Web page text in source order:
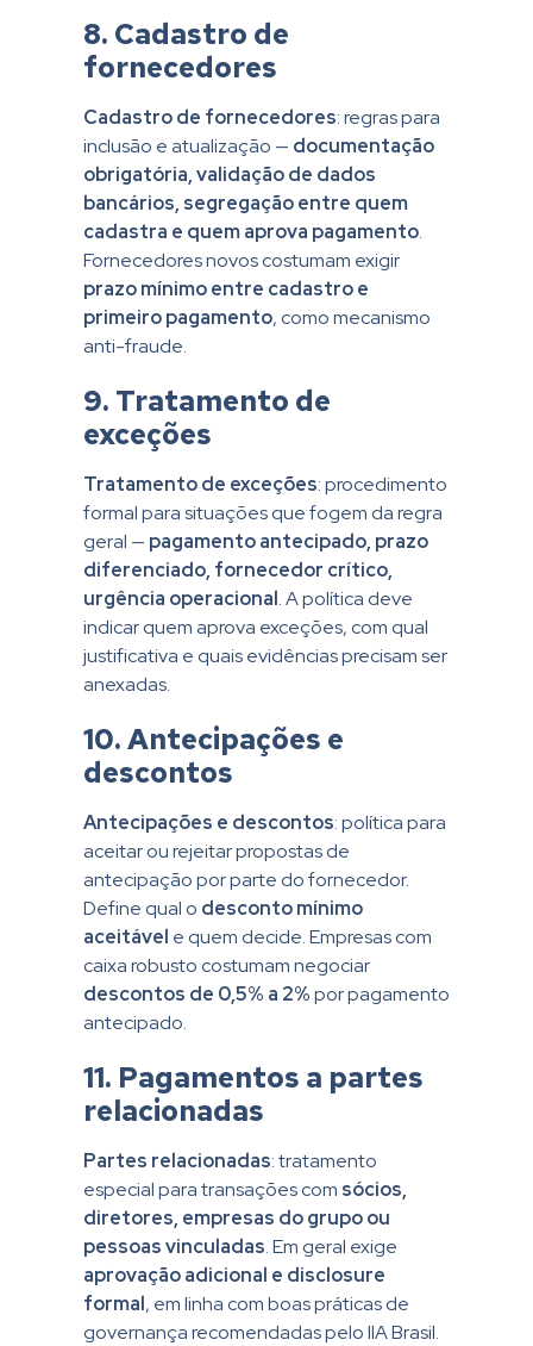
8. Cadastro de
fornecedores
Cadastro de fornecedores: regras para
inclusão e atualização — documentação
obrigatória, validação de dados
bancários, segregação entre quem
cadastra e quem aprova pagamento.
Fornecedores novos costumam exigir
prazo mínimo entre cadastro e
primeiro pagamento, como mecanismo
anti-fraude.
9. Tratamento de
exceções
Tratamento de exceções: procedimento
formal para situações que fogem da regra
geral — pagamento antecipado, prazo
diferenciado, fornecedor crítico,
urgência operacional. A política deve
indicar quem aprova exceções, com qual
justificativa e quais evidências precisam ser
anexadas.
10. Antecipações e
descontos
Antecipações e descontos: política para
aceitar ou rejeitar propostas de
antecipação por parte do fornecedor.
Define qual o desconto mínimo
aceitável e quem decide. Empresas com
caixa robusto costumam negociar
descontos de 0,5% a 2%por pagamento
antecipado.
11. Pagamentos a partes
relacionadas
Partes relacionadas: tratamento
especial para transações com sócios,
diretores, empresas do grupo ou
pessoas vinculadas. Em geral exige
aprovação adicional e disclosure
formal, em linha com boas práticas de
governança recomendadas pelo IIA Brasil.